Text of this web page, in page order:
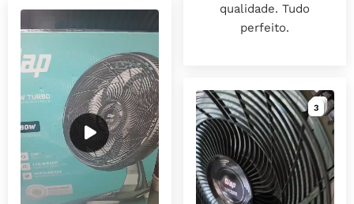
qualidade. Tudo
perfeito.
3
3
3